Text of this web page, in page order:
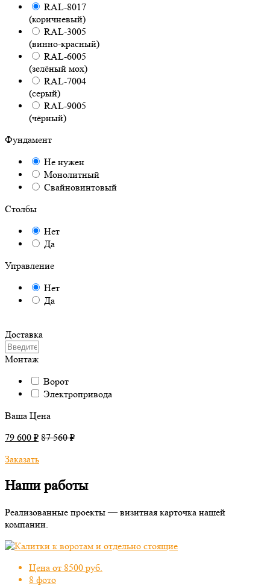
RAL-8017
(коричневый)
RAL-3005
(винно-красный)
RAL-6005
(зелёный мох)
RAL-7004
(серый)
RAL-9005
(чёрный)
Фундамент
Не нужен
Монолитный
Свайновинтовый
Столбы
Нет
Да
Управление
Нет
Да
Доставка
Монтаж
Ворот
Электропривода
Ваша Цена
79 600 ₽ 87 560 ₽
Заказать
Наши работы
Реализованные проекты — визитная карточка нашей
компании.
Цена от 8500 руб.
8 фото